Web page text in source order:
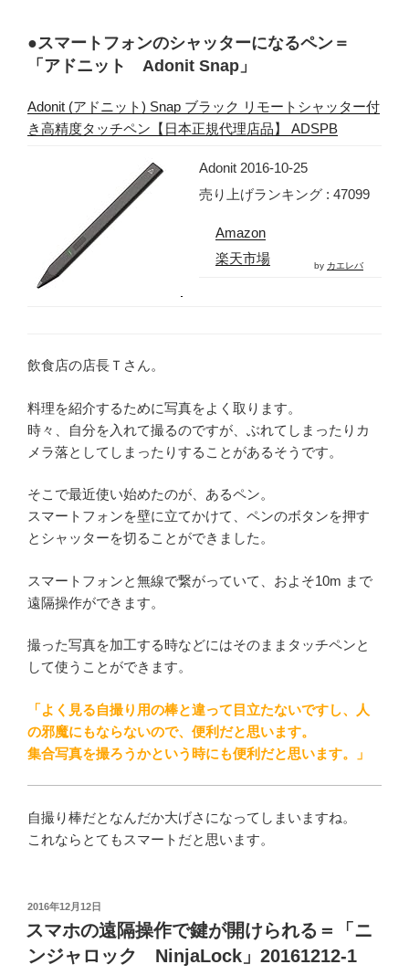
●スマートフォンのシャッターになるペン＝
「アドニット Adonit Snap」
Adonit (アドニット) Snap ブラック リモートシャッター付
き高精度タッチペン【日本正規代理店品】 ADSPB
Adonit 2016-10-25
売り上げランキング : 47099
Amazon
楽天市場
by カエレバ
飲食店の店長Ｔさん。
料理を紹介するために写真をよく取ります。
時々、自分を入れて撮るのですが、ぶれてしまったりカ
メラ落としてしまったりすることがあるそうです。
そこで最近使い始めたのが、あるペン。
スマートフォンを壁に立てかけて、ペンのボタンを押す
とシャッターを切ることができました。
スマートフォンと無線で繋がっていて、およそ10m まで
遠隔操作ができます。
撮った写真を加工する時などにはそのままタッチペンと
して使うことができます。
「よく見る自撮り用の棒と違って目立たないですし、人
の邪魔にもならないので、便利だと思います。
集合写真を撮ろうかという時にも便利だと思います。」
自撮り棒だとなんだか大げさになってしまいますね。
これならとてもスマートだと思います。
投
稿
日:
2016年12月12日
スマホの遠隔操作で鍵が開けられる＝「ニ
ンジャロック NinjaLock」20161212-1